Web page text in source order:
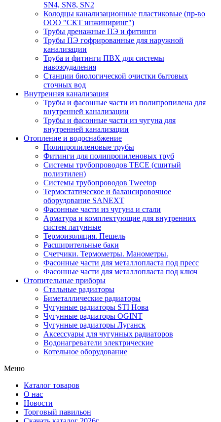
SN4, SN8, SN2
Колодцы канализационные пластиковые (пр-во
ООО "СКТ инжиниринг")
Трубы дренажные ПЭ и фитинги
Трубы ПЭ гофрированные для наружной
канализации
Труба и фитинги ПВХ для системы
навозоудаления
Станции биологической очистки бытовых
сточных вод
Внутренняя канализация
Трубы и фасонные части из полипропилена для
внутренней канализации
Трубы и фасонные части из чугуна для
внутренней канализации
Отопление и водоснабжение
Полипропиленовые трубы
Фитинги для полипропиленовых труб
Системы трубопроводов TECE (сшитый
полиэтилен)
Системы трубопроводов Tweetop
Термостатическое и балансировочное
оборудование SANEXT
Фасонные части из чугуна и стали
Арматура и комплектующие для внутренних
систем латунные
Термоизоляция. Пешель
Расширительные баки
Счетчики. Термометры. Манометры.
Фасонные части для металлопласта под пресс
Фасонные части для металлопласта под ключ
Отопительные приборы
Стальные радиаторы
Биметаллические радиаторы
Чугунные радиаторы STI Нова
Чугунные радиаторы OGINT
Чугунные радиаторы Луганск
Аксессуары для чугунных радиаторов
Водонагреватели электрические
Котельное оборудование
Меню
Каталог товаров
О нас
Новости
Торговый павильон